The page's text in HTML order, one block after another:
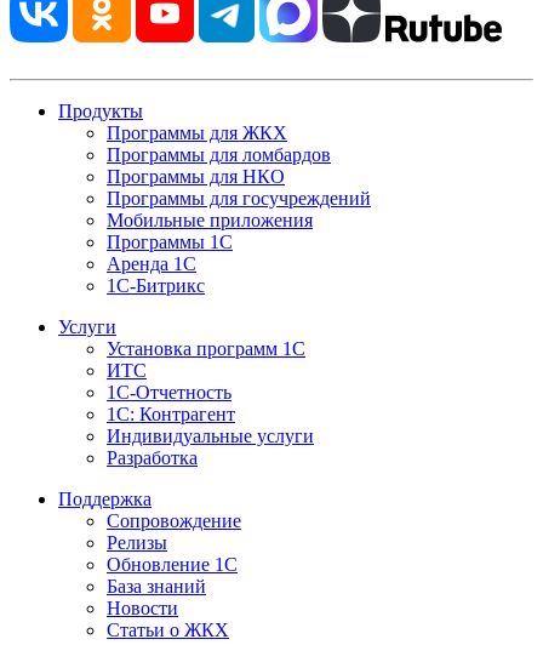
Продукты
Программы для ЖКХ
Программы для ломбардов
Программы для НКО
Программы для госучреждений
Мобильные приложения
Программы 1С
Аренда 1С
1С-Битрикс
Услуги
Установка программ 1С
ИТС
1С-Отчетность
1С: Контрагент
Индивидуальные услуги
Разработка
Поддержка
Сопровождение
Релизы
Обновление 1С
База знаний
Новости
Статьи о ЖКХ